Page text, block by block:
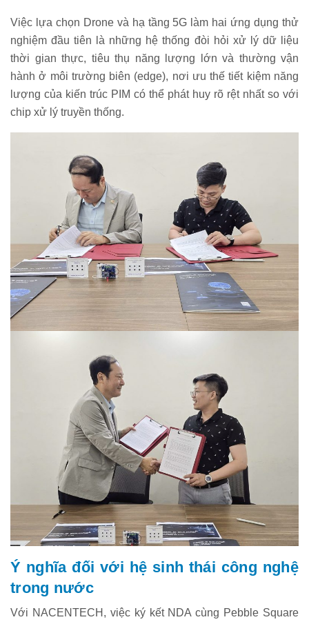
Việc lựa chọn Drone và hạ tầng 5G làm hai ứng dụng thử
nghiệm đầu tiên là những hệ thống đòi hỏi xử lý dữ liệu
thời gian thực, tiêu thụ năng lượng lớn và thường vận
hành ở môi trường biên (edge), nơi ưu thế tiết kiệm năng
lượng của kiến trúc PIM có thể phát huy rõ rệt nhất so với
chip xử lý truyền thống.
Ý nghĩa đối với hệ sinh thái công nghệ
trong nước
Với NACENTECH, việc ký kết NDA cùng Pebble Square